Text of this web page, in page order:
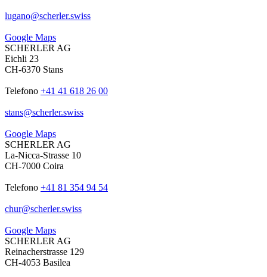
lugano@scherler.swiss
Google Maps
SCHERLER AG
Eichli 23
CH-6370 Stans
Telefono +41 41 618 26 00
stans@scherler.swiss
Google Maps
SCHERLER AG
La-Nicca-Strasse 10
CH-7000 Coira
Telefono +41 81 354 94 54
chur@scherler.swiss
Google Maps
SCHERLER AG
Reinacherstrasse 129
CH-4053 Basilea